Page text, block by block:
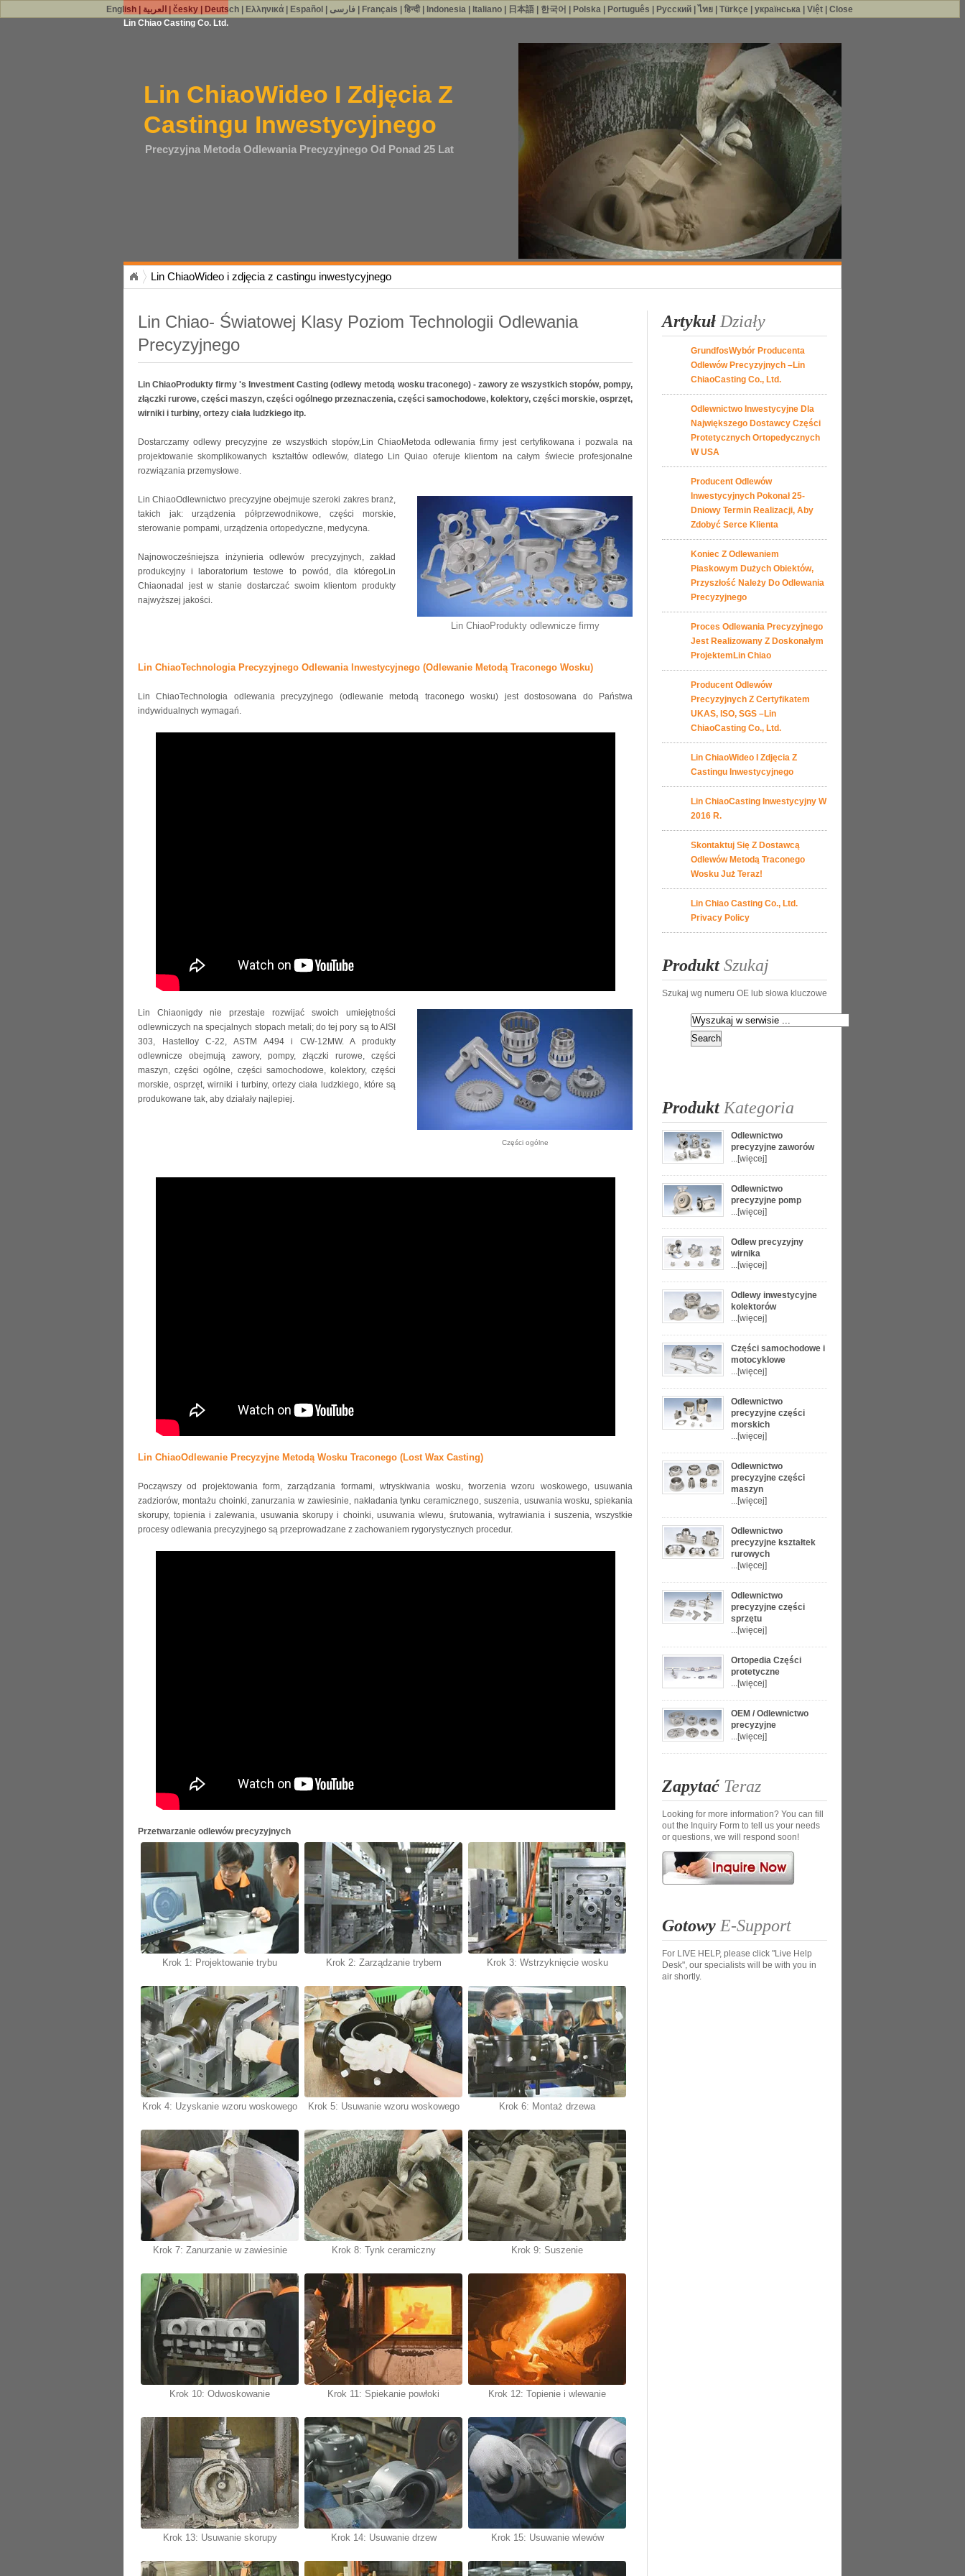
Lin Chiao Casting Co. Ltd.
Lin ChiaoWideo I Zdjęcia Z
Castingu Inwestycyjnego
Precyzyjna Metoda Odlewania Precyzyjnego Od Ponad 25 Lat
Lin ChiaoWideo i zdjęcia z castingu inwestycyjnego
Lin Chiao- Światowej Klasy Poziom Technologii Odlewania
Precyzyjnego
Lin ChiaoProdukty firmy 's Investment Casting (odlewy metodą wosku traconego) - zawory ze wszystkich stopów, pompy,
złączki rurowe, części maszyn, części ogólnego przeznaczenia, części samochodowe, kolektory, części morskie, osprzęt,
wirniki i turbiny, ortezy ciała ludzkiego itp.
Dostarczamy odlewy precyzyjne ze wszystkich stopów,Lin ChiaoMetoda odlewania firmy jest certyfikowana i pozwala na
projektowanie skomplikowanych kształtów odlewów, dlatego Lin Quiao oferuje klientom na całym świecie profesjonalne
rozwiązania przemysłowe.
Lin ChiaoProdukty odlewnicze firmy
Lin ChiaoOdlewnictwo precyzyjne obejmuje szeroki zakres branż,
takich jak: urządzenia półprzewodnikowe, części morskie,
sterowanie pompami, urządzenia ortopedyczne, medycyna.
Najnowocześniejsza inżynieria odlewów precyzyjnych, zakład
produkcyjny i laboratorium testowe to powód, dla któregoLin
Chiaonadal jest w stanie dostarczać swoim klientom produkty
najwyższej jakości.
Lin ChiaoTechnologia Precyzyjnego Odlewania Inwestycyjnego (odlewanie Metodą Traconego Wosku)
Lin ChiaoTechnologia odlewania precyzyjnego (odlewanie metodą traconego wosku) jest dostosowana do Państwa
indywidualnych wymagań.
Części ogólne
Lin Chiaonigdy nie przestaje rozwijać swoich umiejętności
odlewniczych na specjalnych stopach metali; do tej pory są to AISI
303, Hastelloy C-22, ASTM A494 i CW-12MW. A produkty
odlewnicze obejmują zawory, pompy, złączki rurowe, części
maszyn, części ogólne, części samochodowe, kolektory, części
morskie, osprzęt, wirniki i turbiny, ortezy ciała ludzkiego, które są
produkowane tak, aby działały najlepiej.
Lin ChiaoOdlewanie Precyzyjne Metodą Wosku Traconego (Lost Wax Casting)
Począwszy od projektowania form, zarządzania formami, wtryskiwania wosku, tworzenia wzoru woskowego, usuwania
zadziorów, montażu choinki, zanurzania w zawiesinie, nakładania tynku ceramicznego, suszenia, usuwania wosku, spiekania
skorupy, topienia i zalewania, usuwania skorupy i choinki, usuwania wlewu, śrutowania, wytrawiania i suszenia, wszystkie
procesy odlewania precyzyjnego są przeprowadzane z zachowaniem rygorystycznych procedur.
Przetwarzanie odlewów precyzyjnych
Krok 1: Projektowanie trybu Krok 2: Zarządzanie trybem Krok 3: Wstrzyknięcie wosku
Krok 4: Uzyskanie wzoru woskowego Krok 5: Usuwanie wzoru woskowego Krok 6: Montaż drzewa
Krok 7: Zanurzanie w zawiesinie Krok 8: Tynk ceramiczny Krok 9: Suszenie
Krok 10: Odwoskowanie Krok 11: Spiekanie powłoki Krok 12: Topienie i wlewanie
Krok 13: Usuwanie skorupy Krok 14: Usuwanie drzew Krok 15: Usuwanie wlewów
Artykuł Działy
GrundfosWybór Producenta
Odlewów Precyzyjnych –Lin
ChiaoCasting Co., Ltd.
Odlewnictwo Inwestycyjne Dla
Największego Dostawcy Części
Protetycznych Ortopedycznych
W USA
Producent Odlewów
Inwestycyjnych Pokonał 25-
Dniowy Termin Realizacji, Aby
Zdobyć Serce Klienta
Koniec Z Odlewaniem
Piaskowym Dużych Obiektów,
Przyszłość Należy Do Odlewania
Precyzyjnego
Proces Odlewania Precyzyjnego
Jest Realizowany Z Doskonałym
ProjektemLin Chiao
Producent Odlewów
Precyzyjnych Z Certyfikatem
UKAS, ISO, SGS –Lin
ChiaoCasting Co., Ltd.
Lin ChiaoWideo I Zdjęcia Z
Castingu Inwestycyjnego
Lin ChiaoCasting Inwestycyjny W
2016 R.
Skontaktuj Się Z Dostawcą
Odlewów Metodą Traconego
Wosku Już Teraz!
Lin Chiao Casting Co., Ltd.
Privacy Policy
ProduktSzukaj
Szukaj wg numeru OE lub słowa kluczowe
ProduktKategoria
Odlewnictwo
precyzyjne zaworów
...[więcej]
Odlewnictwo
precyzyjne pomp
...[więcej]
Odlew precyzyjny
wirnika
...[więcej]
Odlewy inwestycyjne
kolektorów
...[więcej]
Części samochodowe i
motocyklowe
...[więcej]
Odlewnictwo
precyzyjne części
morskich
...[więcej]
Odlewnictwo
precyzyjne części
maszyn
...[więcej]
Odlewnictwo
precyzyjne kształtek
rurowych
...[więcej]
Odlewnictwo
precyzyjne części
sprzętu
...[więcej]
Ortopedia Części
protetyczne
...[więcej]
OEM / Odlewnictwo
precyzyjne
...[więcej]
ZapytaćTeraz
Looking for more information? You can fill
out the Inquiry Form to tell us your needs
or questions, we will respond soon!
Gotowy E-Support
For LIVE HELP, please click "Live Help
Desk", our specialists will be with you in
air shortly.
English العربية |česky Deutsch Ελληνικά Español فارسی Français |हिन्दी| Indonesia Italiano 日本語 한국어 Polska Português Русский |ไทย |Türkçe |українська |Việt |Close